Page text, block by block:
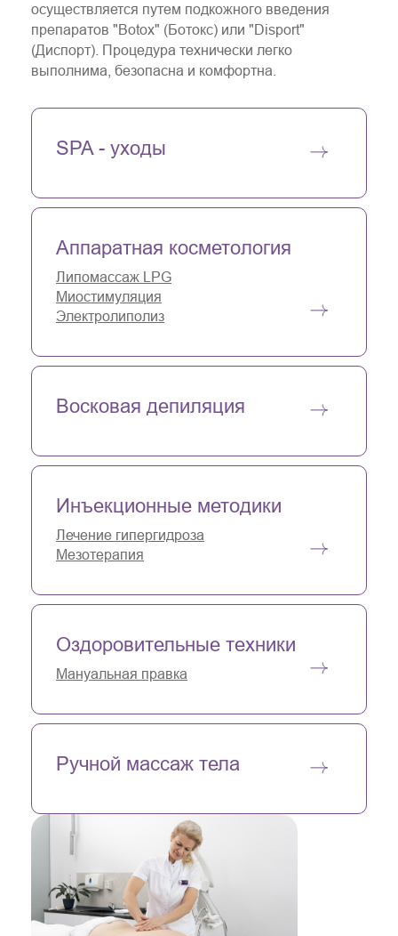
осуществляется путем подкожного введения
препаратов "Botox" (Ботокс) или "Disport"
(Диспорт). Процедура технически легко
выполнима, безопасна и комфортна.
SPA - уходы
Аппаратная косметология
Липомассаж LPG
Миостимуляция
Электролиполиз
Восковая депиляция
Инъекционные методики
Лечение гипергидроза
Мезотерапия
Оздоровительные техники
Мануальная правка
Ручной массаж тела